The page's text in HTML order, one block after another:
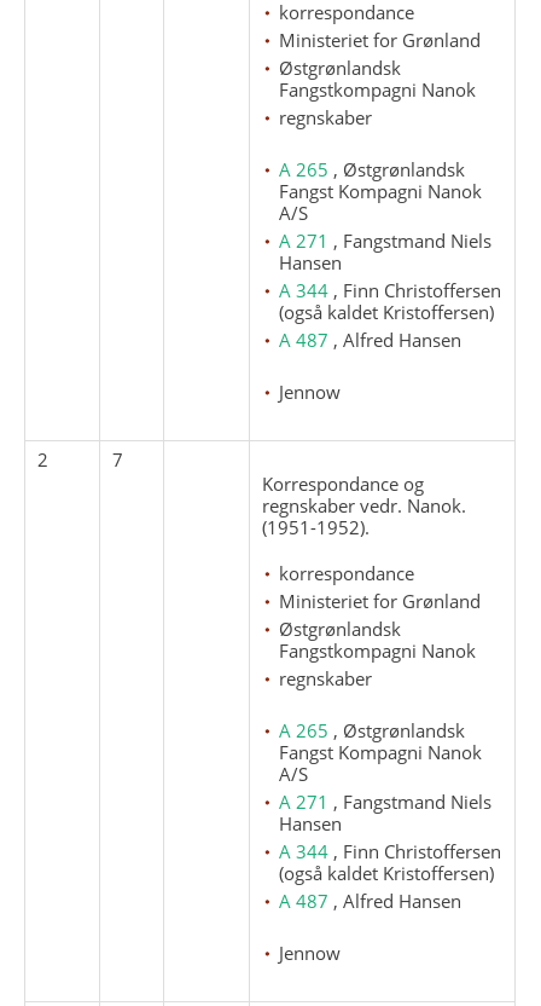
korrespondance
Ministeriet for Grønland
Østgrønlandsk
Fangstkompagni Nanok
regnskaber
A 265 , Østgrønlandsk
Fangst Kompagni Nanok
A/S
A 271 , Fangstmand Niels
Hansen
A 344 , Finn Christoffersen
(også kaldet Kristoffersen)
A 487 , Alfred Hansen
Jennow
2
7
Korrespondance og
regnskaber vedr. Nanok.
(1951-1952).
korrespondance
Ministeriet for Grønland
Østgrønlandsk
Fangstkompagni Nanok
regnskaber
A 265 , Østgrønlandsk
Fangst Kompagni Nanok
A/S
A 271 , Fangstmand Niels
Hansen
A 344 , Finn Christoffersen
(også kaldet Kristoffersen)
A 487 , Alfred Hansen
Jennow